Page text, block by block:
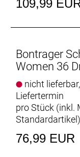
109,99
Bontrager
Women 36
nicht
Liefertermin
pro Stück (inkl.
Standardartikel)
76,99 EUR